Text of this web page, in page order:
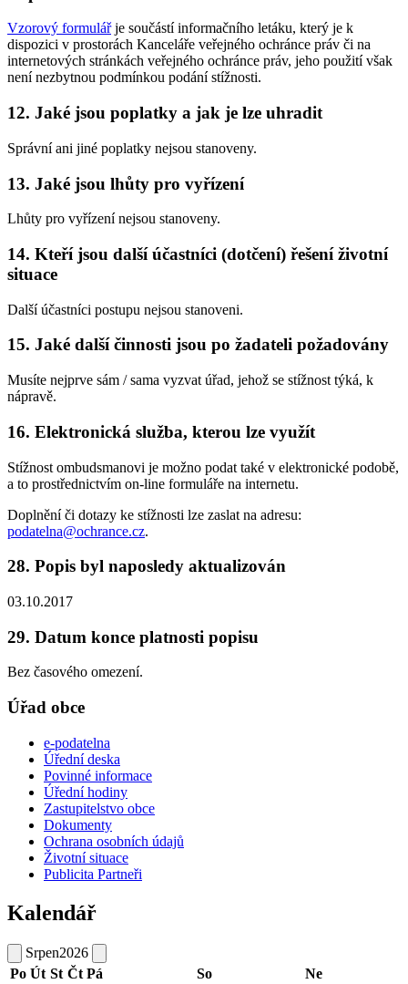
Vzorový formulářje součástí informačního letáku, který je k
dispozici v prostorách Kanceláře veřejného ochránce práv či na
internetových stránkách veřejného ochránce práv, jeho použití však
není nezbytnou podmínkou podání stížnosti.
12. Jaké jsou poplatky a jak je lze uhradit
Správní ani jiné poplatky nejsou stanoveny.
13. Jaké jsou lhůty pro vyřízení
Lhůty pro vyřízení nejsou stanoveny.
14. Kteří jsou další účastníci (dotčení) řešení životní
situace
Další účastníci postupu nejsou stanoveni.
15. Jaké další činnosti jsou po žadateli požadovány
Musíte nejprve sám / sama vyzvat úřad, jehož se stížnost týká, k
nápravě.
16. Elektronická služba, kterou lze využít
Stížnost ombudsmanovi je možno podat také v elektronické podobě,
a to prostřednictvím on-line formuláře na internetu.
Doplnění či dotazy ke stížnosti lze zaslat na adresu:
podatelna@ochrance.cz.
28. Popis byl naposledy aktualizován
03.10.2017
29. Datum konce platnosti popisu
Bez časového omezení.
Úřad obce
e-podatelna
Úřední deska
Povinné informace
Úřední hodiny
Zastupitelstvo obce
Dokumenty
Ochrana osobních údajů
Životní situace
Publicita Partneři
Kalendář
Srpen2026
Po Út St Čt Pá So
Ne